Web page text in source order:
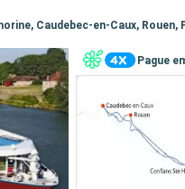
Caudebec-en-Caux, Rouen,
Pague